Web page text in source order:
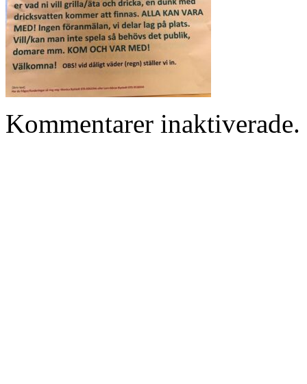
Kommentarer inaktiverade.